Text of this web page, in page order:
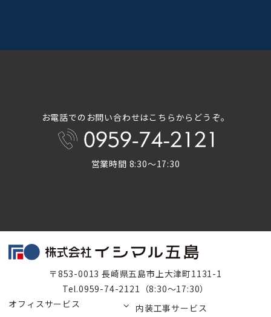
お電話でのお問い合わせはこちらからどうぞ。
営業時間 8:30～17:30
〒853-0013 長崎県五島市上大津町1131-1
Tel.0959-74-2121（8:30～17:30）
オフィスサービス
内装工事サービス